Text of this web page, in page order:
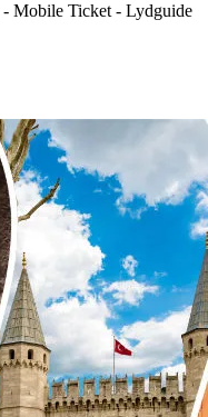
- Mobile Ticket - Lydguide